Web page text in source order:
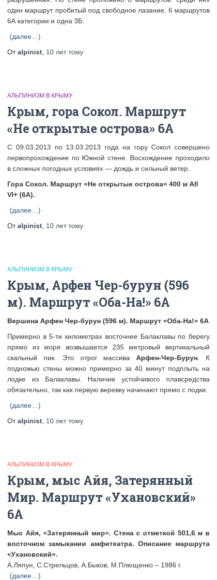
один маршрут пробитый под свободное лазание, 6 маршрутов
6А категории и одна 3Б.
(далее…)
Отalpinist 10 леттому
АЛЬПИНИЗМ В КРЫМУ
Крым, гора Сокол. Маршрут
«Не открытые острова» 6А
С 09.03.2013 по 13.03.2013 года на гору Сокол совершено
первопрохождение по Южной стене. Восхождение проходило
в сложных погодных условиях — дождь и сильный ветер.
Гора Сокол. Маршрут «Не открытые острова» 400 м AII
VI+ (6А).
(далее…)
Отalpinist 10 леттому
АЛЬПИНИЗМ В КРЫМУ
Крым, Арфен Чер-бурун (596
м). Маршрут «Оба-На!» 6А
Вершина Арфен Чер-бурун (596 м). Маршрут «Оба-На!» 6А
Примерно в 5-ти километрах восточнее Балаклавы по берегу
прямо из моря возвышается 235 метровый вертикальный
скальный пик. Это отрог массиваАрфен-Чер-Бурун . К
подножью стены можно примерно за 40 минут подплыть на
лодке из Балаклавы. Наличие устойчивого плавсредства
обязательно, так как первую веревку начинают прямо с лодки.
(далее…)
Отalpinist 10 леттому
АЛЬПИНИЗМ В КРЫМУ
Крым, мыс Айя, Затерянный
Мир. Маршрут «Ухановский»
6А
Мыс Айя, «Затерянный мир». Стена с отметкой 501,6 м в
восточном замыкании амфитеатра. Описание маршрута
«Ухановский».
А.Ляпун, С.Стрельцов, А.Быков, М.Плющенко – 1986 г.
(далее…)